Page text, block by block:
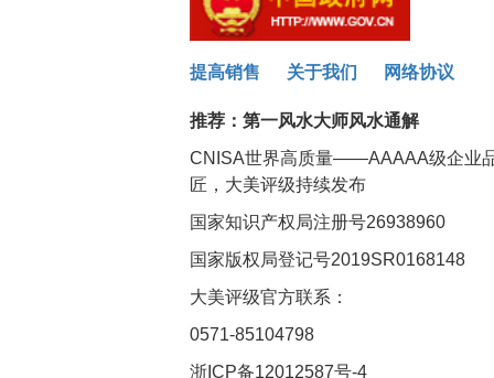
提高销售 关于我们 网络协议
推荐： 第一风水大师风水通解
CNISA世界高质量——AAAAA级企业
匠，大美评级持续发布
国家知识产权局注册号26938960
国家版权局登记号2019SR0168148
大美评级官方联系：
0571-85104798
浙ICP备12012587号-4